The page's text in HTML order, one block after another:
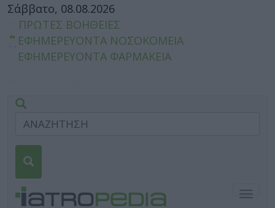
Σάββατο, 08.08.2026
ΠΡΩΤΕΣ ΒΟΗΘΕΙΕΣ
ΕΦΗΜΕΡΕΥΟΝΤΑ ΝΟΣΟΚΟΜΕΙΑ
ΕΦΗΜΕΡΕΥΟΝΤΑ ΦΑΡΜΑΚΕΙΑ